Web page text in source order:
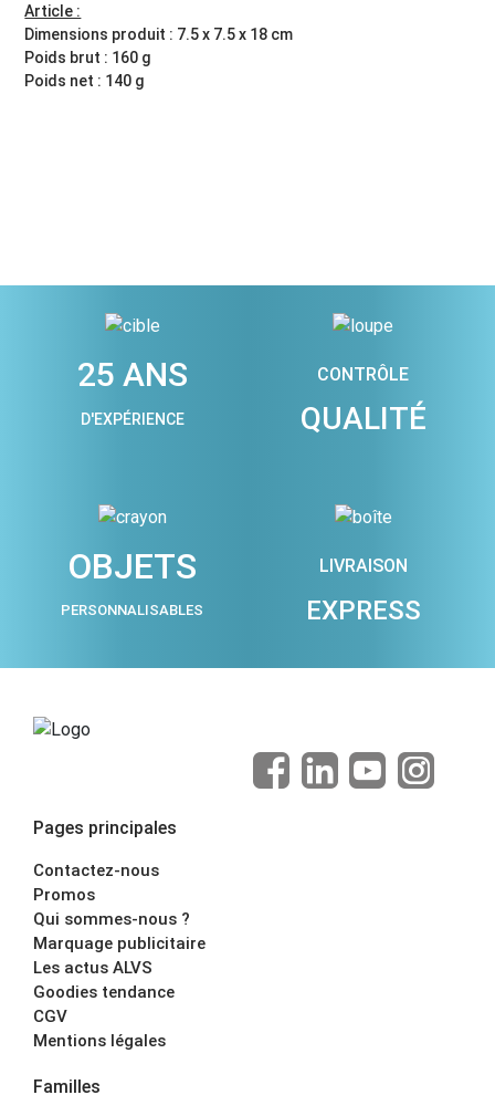
Article :
Dimensions produit : 7.5 x 7.5 x 18 cm
Poids brut : 160 g
Poids net : 140 g
25 ANS
D'EXPÉRIENCE
CONTRÔLE
QUALITÉ
OBJETS
PERSONNALISABLES
LIVRAISON
EXPRESS
Pages principales
Contactez-nous
Promos
Qui sommes-nous ?
Marquage publicitaire
Les actus ALVS
Goodies tendance
CGV
Mentions légales
Familles